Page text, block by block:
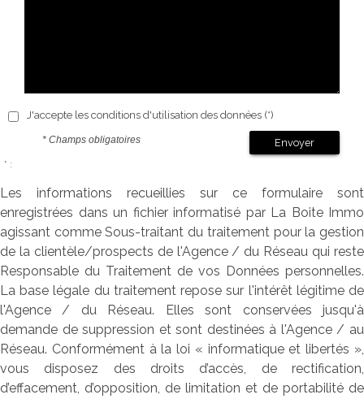
J'accepte les conditions d'utilisation des données (*)
Envoyer
* Champs obligatoires
* :
Les informations recueillies sur ce formulaire sont
enregistrées dans un fichier informatisé par La Boite Immo
agissant comme Sous-traitant du traitement pour la gestion
de la clientèle/prospects de l'Agence / du Réseau qui reste
Responsable du Traitement de vos Données personnelles.
La base légale du traitement repose sur l'intérêt légitime de
l'Agence / du Réseau. Elles sont conservées jusqu'à
demande de suppression et sont destinées à l'Agence / au
Réseau. Conformément à la loi « informatique et libertés »,
vous disposez des droits d’accès, de rectification,
d’effacement, d’opposition, de limitation et de portabilité de